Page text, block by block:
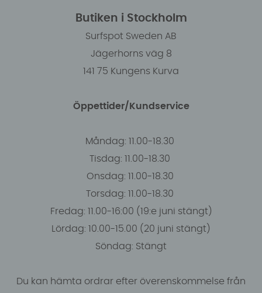
Butiken i Stockholm
Surfspot Sweden AB
Jägerhorns väg 8
141 75 Kungens Kurva
Öppettider/Kundservice
Måndag: 11.00-18.30
Tisdag: 11.00-18.30
Onsdag: 11.00-18.30
Torsdag: 11.00-18.30
Fredag: 11.00-16:00 (19:e juni stängt)
Lördag: 10.00-15.00 (20 juni stängt)
Söndag: Stängt
Du kan hämta ordrar efter överenskommelse från